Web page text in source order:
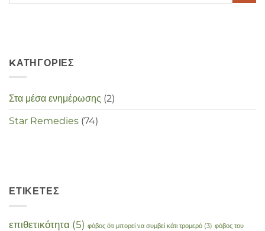
in
KΑΤΗΓΟΡΊΕΣ
Στα μέσα ενημέρωσης (2)
Star Remedies (74)
ΕΤΙΚΈΤΕΣ
επιθετικότητα (5) φόβος ότι μπορεί να συμβεί κάτι τρομερό (3) φόβος του